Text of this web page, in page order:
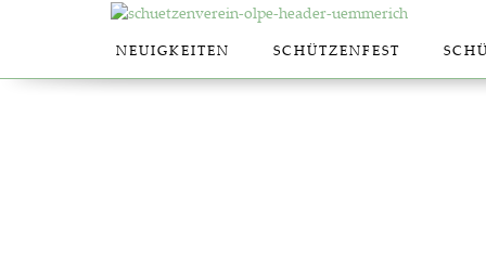
NEU­IG­KEI­TEN SCHÜT­ZEN­FEST